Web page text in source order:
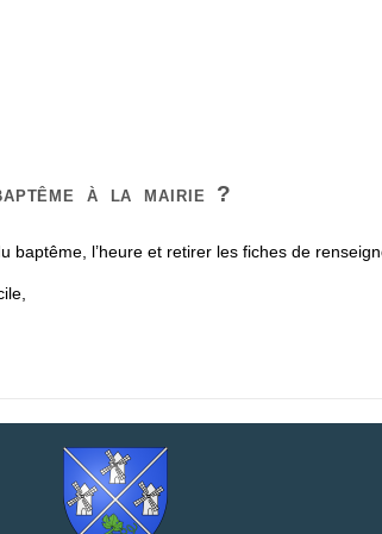
à la mairie ?
l’heure et retirer les fiches de